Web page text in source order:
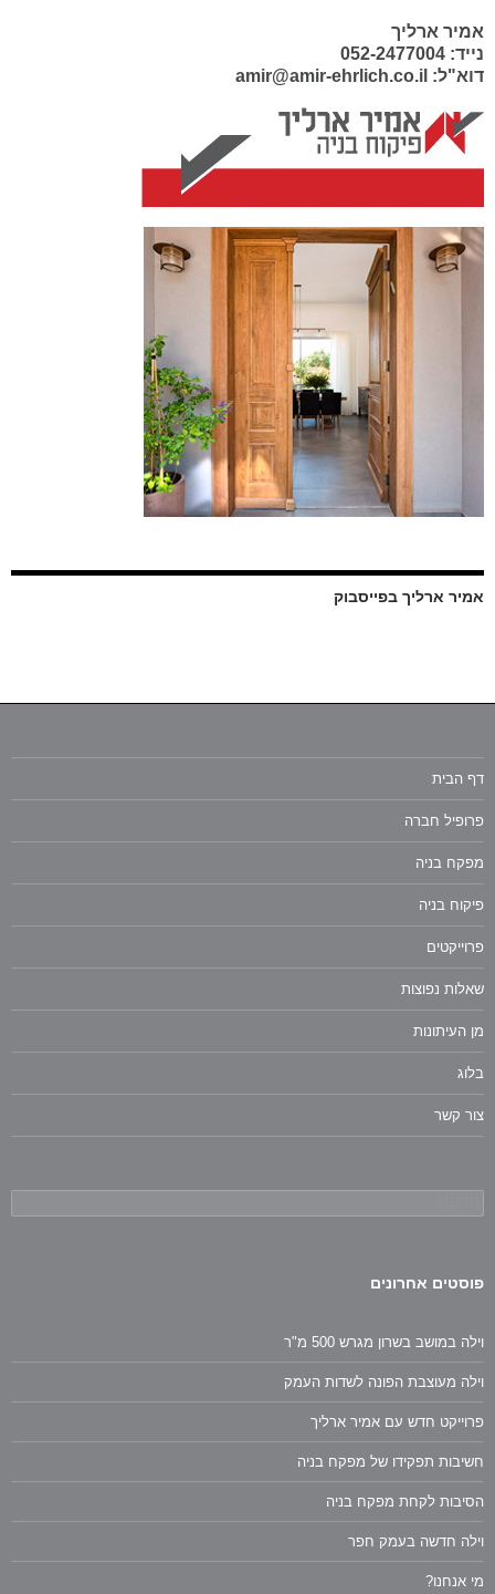
אמיר ארליך
נייד: 052-2477004
דוא"ל: amir@amir-ehrlich.co.il
אמיר ארליך בפייסבוק
דף הבית
פרופיל חברה
מפקח בניה
פיקוח בניה
פרוייקטים
שאלות נפוצות
מן העיתונות
בלוג
צור קשר
פוסטים אחרונים
וילה במושב בשרון מגרש 500 מ"ר
וילה מעוצבת הפונה לשדות העמק
פרוייקט חדש עם אמיר ארליך
חשיבות תפקידו של מפקח בניה
הסיבות לקחת מפקח בניה
וילה חדשה בעמק חפר
מי אנחנו?